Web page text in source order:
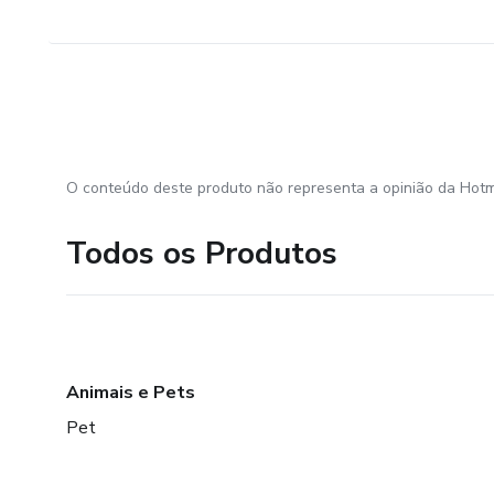
O conteúdo deste produto não representa a opinião da
Todos os Produtos
Animais e Pets
Pet